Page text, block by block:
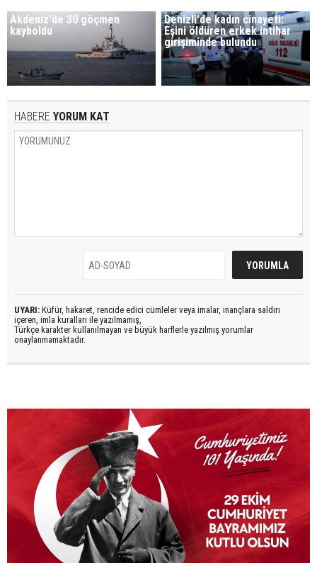
Akdeniz'de 30 göçmen
kayboldu
Denizli'de kadın cinayeti:
Eşini öldüren erkek intihar
girişiminde bulundu
HABERE YORUM KAT
UYARI: Küfür, hakaret, rencide edici cümleler veya imalar, inançlara saldırı
içeren, imla kuralları ile yazılmamış,
Türkçe karakter kullanılmayan ve büyük harflerle yazılmış yorumlar
onaylanmamaktadır.